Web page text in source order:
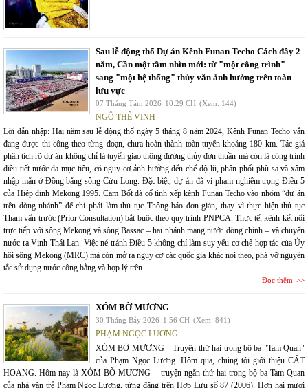
Sau lễ động thổ Dự án Kênh Funan Techo Cách đây 2
năm, Cần một tầm nhìn mới: từ "một công trình"
sang "một hệ thống" thủy văn ảnh hưởng trên toàn
lưu vực
07 Tháng Tám 2026 10:29 CH (Xem: 144)
NGÔ THẾ VINH
Lời dẫn nhập: Hai năm sau lễ động thổ ngày 5 tháng 8 năm 2024, Kênh Funan Techo vẫn
đang được thi công theo từng đoạn, chưa hoàn thành toàn tuyến khoảng 180 km. Tác giả
phân tích rõ dự án không chỉ là tuyến giao thông đường thủy đơn thuần mà còn là công trình
điều tiết nước đa mục tiêu, có nguy cơ ảnh hưởng đến chế độ lũ, phân phối phù sa và xâm
nhập mặn ở Đồng bằng sông Cửu Long. Đặc biệt, dự án đã vi phạm nghiêm trọng Điều 5
của Hiệp định Mekong 1995. Cam Bốt đã cố tình xếp kênh Funan Techo vào nhóm “dự án
trên dòng nhánh” để chỉ phải làm thủ tục Thông báo đơn giản, thay vì thực hiện thủ tục
Tham vấn trước (Prior Consultation) bắt buộc theo quy trình PNPCA. Thực tế, kênh kết nối
trực tiếp với sông Mekong và sông Bassac – hai nhánh mang nước dòng chính – và chuyển
nước ra Vịnh Thái Lan. Việc né tránh Điều 5 không chỉ làm suy yếu cơ chế hợp tác của Ủy
hội sông Mekong (MRC) mà còn mở ra nguy cơ các quốc gia khác noi theo, phá vỡ nguyên
tắc sử dụng nước công bằng và hợp lý trên ...
Đọc thêm
XÓM BỜ MƯƠNG
30 Tháng Bảy 2026 1:56 CH (Xem: 841)
PHẠM NGỌC LƯƠNG
XÓM BỜ MƯƠNG – Truyện thứ hai trong bộ ba "Tam Quan"
của Phạm Ngọc Lương. Hôm qua, chúng tôi giới thiệu CÁT
HOANG. Hôm nay là XÓM BỜ MƯƠNG – truyện ngắn thứ hai trong bộ ba Tam Quan
của nhà văn trẻ Phạm Ngọc Lương, từng đăng trên Hợp Lưu số 87 (2006). Hơn hai mươi